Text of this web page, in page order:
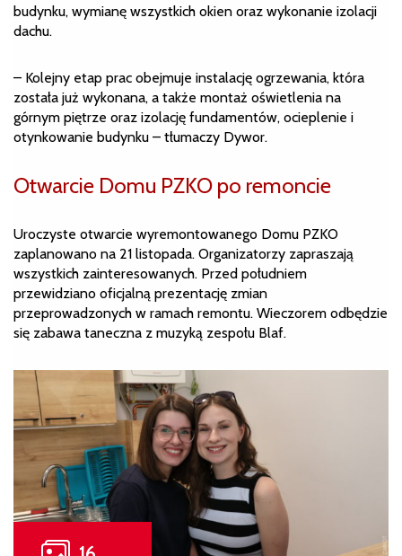
budynku, wymianę wszystkich okien oraz wykonanie izolacji
dachu.
– Kolejny etap prac obejmuje instalację ogrzewania, która
została już wykonana, a także montaż oświetlenia na
górnym piętrze oraz izolację fundamentów, ocieplenie i
otynkowanie budynku – tłumaczy Dywor.
Otwarcie Domu PZKO po remoncie
Uroczyste otwarcie wyremontowanego Domu PZKO
zaplanowano na 21 listopada. Organizatorzy zapraszają
wszystkich zainteresowanych. Przed południem
przewidziano oficjalną prezentację zmian
przeprowadzonych w ramach remontu. Wieczorem odbędzie
się zabawa taneczna z muzyką zespołu Blaf.